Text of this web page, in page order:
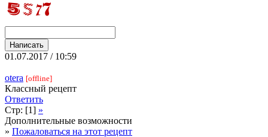
01.07.2017 / 10:59
otera [offline]
Классный рецепт
Ответить
Стр: [1] »
Дополнительные возможности
» Пожаловаться на этот рецепт